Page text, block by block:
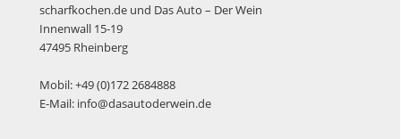
scharfkochen.de und Das Auto – Der Wein
Innenwall 15-19
47495 Rheinberg
Mobil: +49 (0)172 2684888
E-Mail: info@dasautoderwein.de